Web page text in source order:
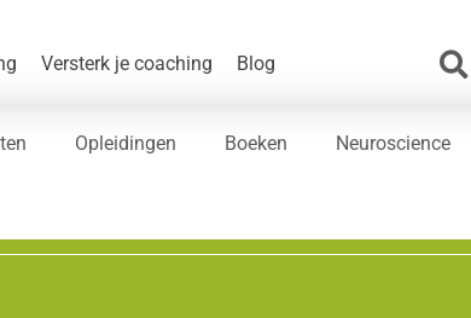
Versterk je coaching​ Blog
Opleidingen Boeken Neuroscience